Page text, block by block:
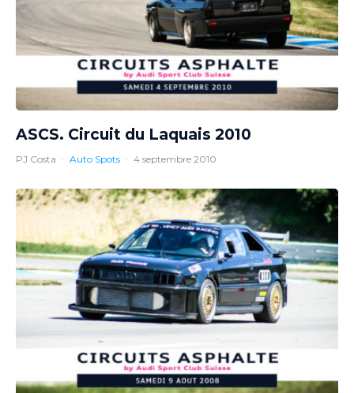
ASCS. Circuit du Laquais 2010
PJ Costa · Auto Spots · 4 septembre 2010